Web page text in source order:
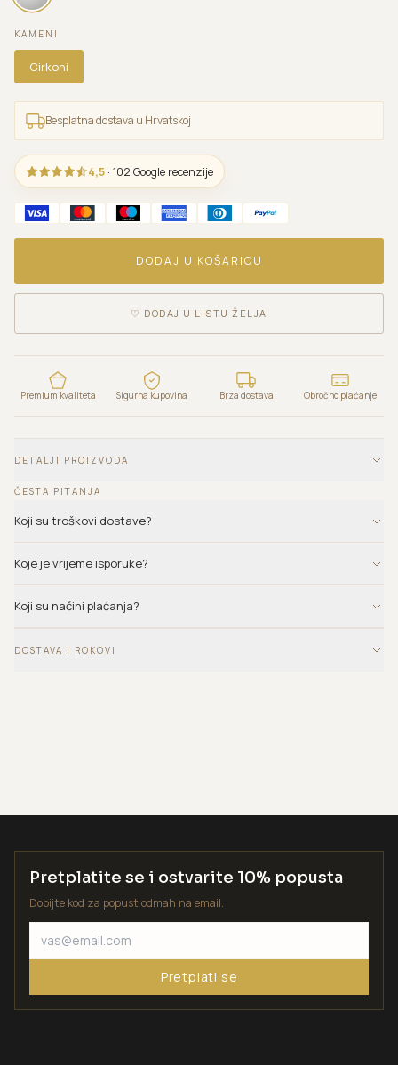
KAMENI
Cirkoni
Besplatna dostava u Hrvatskoj
4,5 · 102 Google recenzije
DODAJ U KOŠARICU
♡ DODAJ U LISTU ŽELJA
Premium kvaliteta Sigurna kupovina Brza dostava Obročno plaćanje
DETALJI PROIZVODA
ČESTA PITANJA
Koji su troškovi dostave?
Koje je vrijeme isporuke?
Koji su načini plaćanja?
DOSTAVA I ROKOVI
Pretplatite se i ostvarite 10% popusta
Dobijte kod za popust odmah na email.
Pretplati se